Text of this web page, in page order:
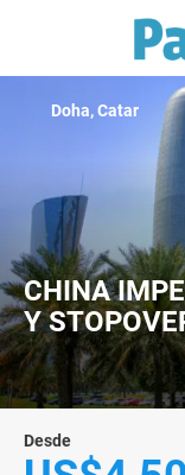
CHINA
Y
Doha, Catar
Desde